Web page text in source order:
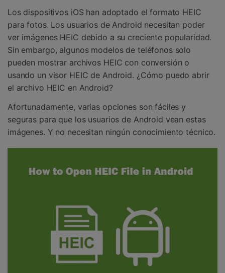
Reparación de Móviles
Protección del Móvil
Encuentra Más Soluciones
Iniciar sesión
Los dispositivos iOS han adoptado el formato HEIC
para fotos. Los usuarios de Android necesitan poder
ver imágenes HEIC debido a su creciente popularidad.
Sin embargo, algunos modelos de teléfonos solo
pueden mostrar archivos HEIC con conversión o
usando un visor HEIC de Android. ¿Cómo puedo abrir
el archivo HEIC en Android?
Afortunadamente, varias opciones son fáciles y
seguras para que los usuarios de Android vean estas
imágenes. Y no necesitan ningún conocimiento técnico.